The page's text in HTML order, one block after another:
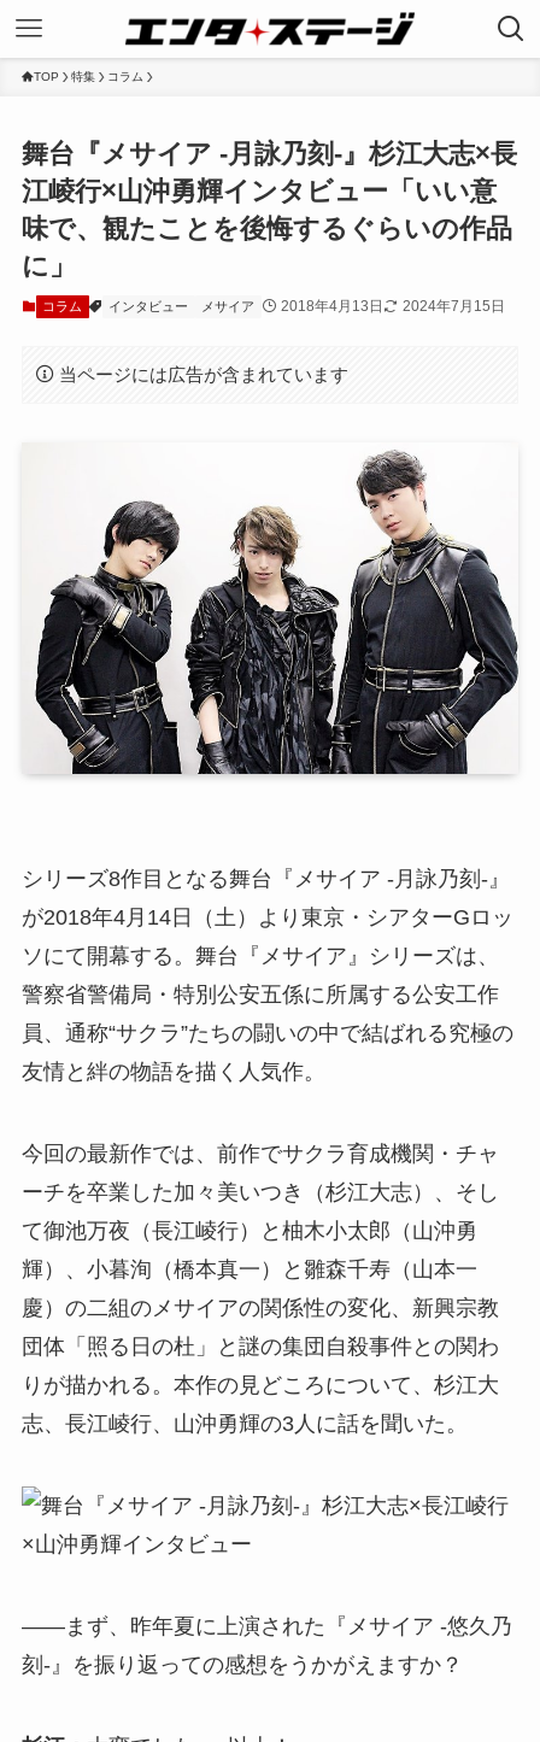
TOP 特集 コラム
舞台『メサイア -月詠乃刻-』杉江大志×長
江崚行×山沖勇輝インタビュー「いい意
味で、観たことを後悔するぐらいの作品
に」
コラム インタビュー メサイア 2018年4月13日 2024年7月15日
当ページには広告が含まれています
シリーズ8作目となる舞台『メサイア -月詠乃刻-』
が2018年4月14日（土）より東京・シアターGロッ
ソにて開幕する。舞台『メサイア』シリーズは、
警察省警備局・特別公安五係に所属する公安工作
員、通称“サクラ”たちの闘いの中で結ばれる究極の
友情と絆の物語を描く人気作。
今回の最新作では、前作でサクラ育成機関・チャ
ーチを卒業した加々美いつき（杉江大志）、そし
て御池万夜（長江崚行）と柚木小太郎（山沖勇
輝）、小暮洵（橋本真一）と雛森千寿（山本一
慶）の二組のメサイアの関係性の変化、新興宗教
団体「照る日の杜」と謎の集団自殺事件との関わ
りが描かれる。本作の見どころについて、杉江大
志、長江崚行、山沖勇輝の3人に話を聞いた。
――まず、昨年夏に上演された『メサイア -悠久乃
刻-』を振り返っての感想をうかがえますか？